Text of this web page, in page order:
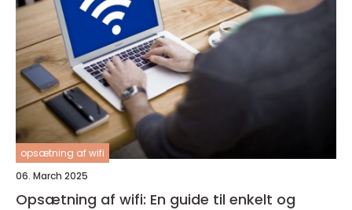
opsætning af wifi
06. March 2025
Opsætning af wifi: En guide til enkelt og